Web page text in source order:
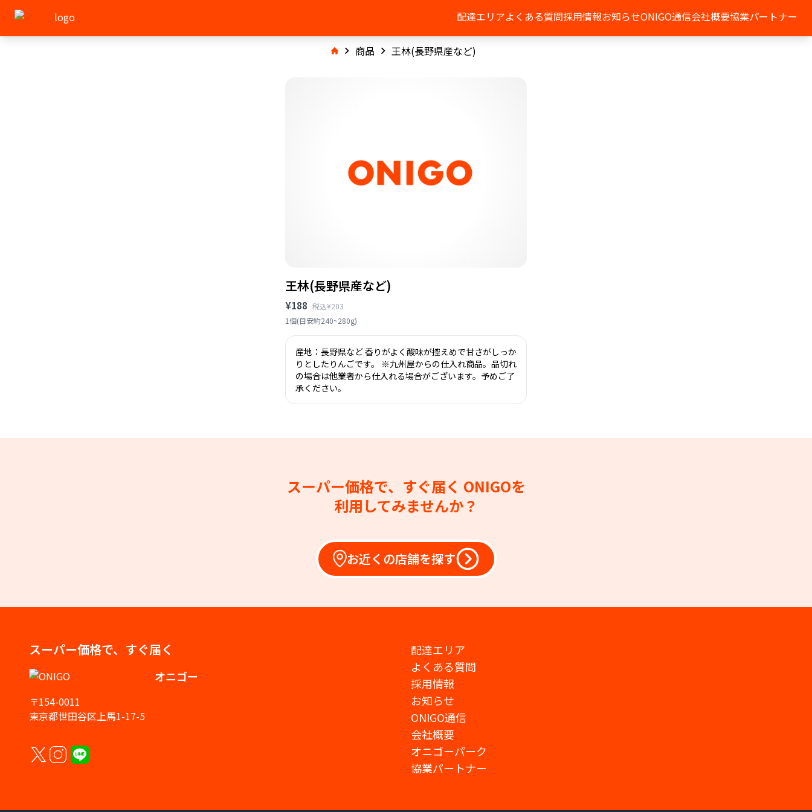
配達エリアよくある質問採用情報お知らせONIGO通信会社概要協業パートナー
商品 王林(長野県産など)
王林(長野県産など)
¥188 税込¥203
1個(目安約240~280g)
産地：長野県など 香りがよく酸味が控えめで甘さがしっか
りとしたりんごです。 ※九州屋からの仕入れ商品。品切れ
の場合は他業者から仕入れる場合がございます。予めご了
承ください。
スーパー価格で、すぐ届く ONIGOを
利用してみませんか？
お近くの店舗を探す
スーパー価格で、すぐ届く
オニゴー
〒154-0011
東京都世田谷区上馬1-17-5
配達エリア
よくある質問
採用情報
お知らせ
ONIGO通信
会社概要
オニゴーパーク
協業パートナー